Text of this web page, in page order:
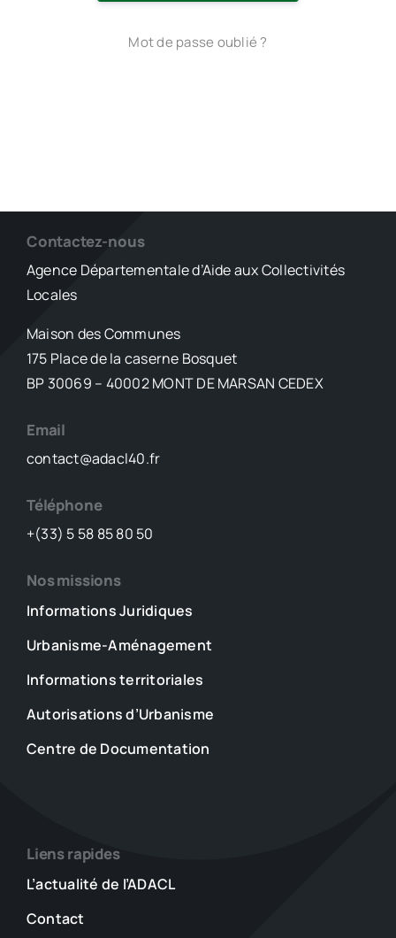
Mot de passe oublié ?
Contactez-nous
Agence Départementale d’Aide aux Collectivités
Locales
Maison des Communes
175 Place de la caserne Bosquet
BP 30069 – 40002 MONT DE MARSAN CEDEX
Email
contact@adacl40.fr
Téléphone
+(33) 5 58 85 80 50
Nos missions
Informations Juridiques
Urbanisme-Aménagement
Informations territoriales
Autorisations d’Urbanisme
Centre de Documentation
Liens rapides
L’actualité de l’ADACL
Contact